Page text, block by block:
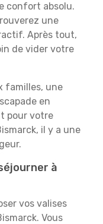
confort absolu.
une
Après tout,
de vider votre
familles, une
en
pour votre
il y a une
à
vos valises
Vous